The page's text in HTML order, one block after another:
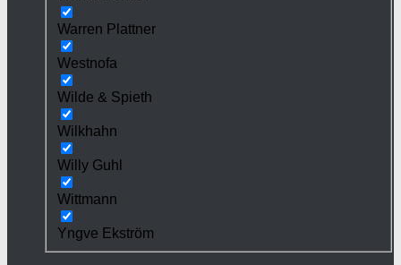
Warren Plattner
Westnofa
Wilde & Spieth
Wilkhahn
Willy Guhl
Wittmann
Yngve Ekström